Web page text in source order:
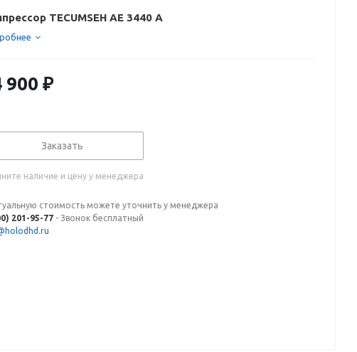
TECUMSEH AE 3440 A
900 ₽
Заказать
наличие и цену у менеджера
стоимость можете уточнить у менеджера
201-95-77 - Звонок бесплатный